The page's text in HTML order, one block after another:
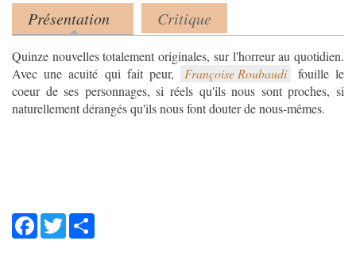
Product tabs
Présentation
(onglet actif)
Critique
Quinze nouvelles totalement originales, sur l'horreur au quotidien.
Avec une acuité qui fait peur,
Françoise Roubaudi
fouille le
coeur de ses personnages, si réels qu'ils nous sont proches, si
naturellement dérangés qu'ils nous font douter de nous-mêmes.
Facebook
Twitter